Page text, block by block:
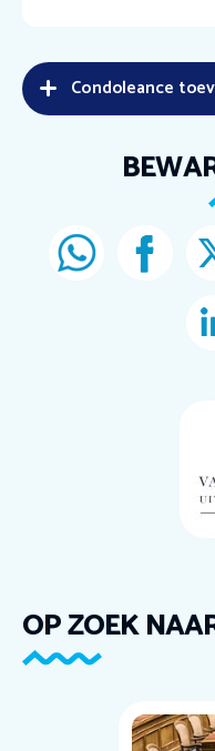
Condoleance
OP ZOEK